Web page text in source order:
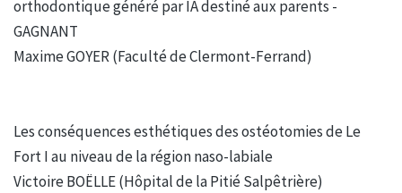
orthodontique généré par IA destiné aux parents -
GAGNANT
Maxime GOYER (Faculté de Clermont-Ferrand)
Les conséquences esthétiques des ostéotomies de Le
Fort I au niveau de la région naso-labiale
Victoire BOËLLE (Hôpital de la Pitié Salpêtrière)